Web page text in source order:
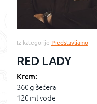
Iz kategorije Predstavljamo
RED LADY
Krem:
360 g šećera
120 ml vode